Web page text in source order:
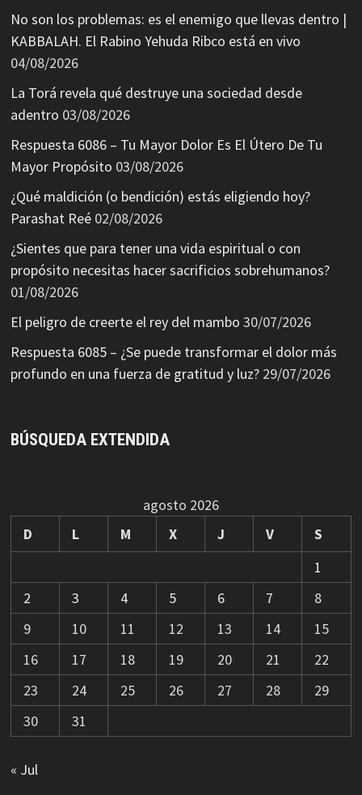
No son los problemas: es el enemigo que llevas dentro |
KABBALAH. El Rabino Yehuda Ribco está en vivo
04/08/2026
La Torá revela qué destruye una sociedad desde
adentro 03/08/2026
Respuesta 6086 – Tu Mayor Dolor Es El Útero De Tu
Mayor Propósito 03/08/2026
¿Qué maldición (o bendición) estás eligiendo hoy?
Parashat Reé 02/08/2026
¿Sientes que para tener una vida espiritual o con
propósito necesitas hacer sacrificios sobrehumanos?
01/08/2026
El peligro de creerte el rey del mambo 30/07/2026
Respuesta 6085 – ¿Se puede transformar el dolor más
profundo en una fuerza de gratitud y luz? 29/07/2026
BÚSQUEDA EXTENDIDA
agosto 2026
D
L M X J V
S
1
2
3 4 5 6 7
8
9
10 11 12 13 14
15
16
17 18 19 20 21
22
23
24 25 26 27 28
29
30
31
« Jul